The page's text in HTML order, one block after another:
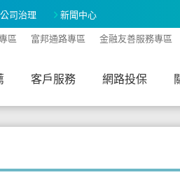
公司治理 新聞中心
區 富邦通路專區 金融友善服務專區
客戶服務 網路投保